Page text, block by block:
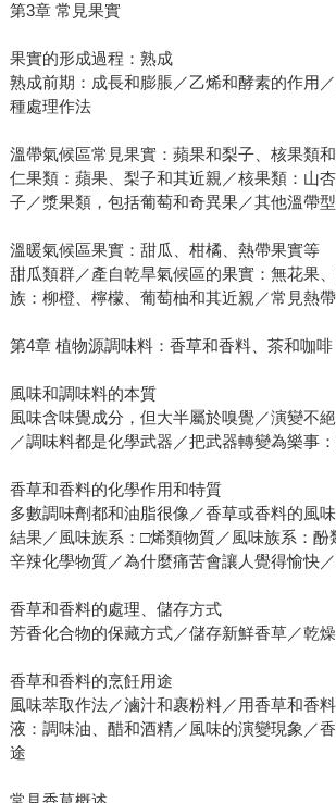
第3章 常見果實
果實的形成過程：熟成
熟成前期：成長和膨脹／乙烯和酵素的作用
種處理作法
溫帶氣候區常見果實：蘋果和梨子、核果類
仁果類：蘋果、梨子和其近親／核果類：山
子／漿果類，包括葡萄和奇異果／其他溫帶
溫暖氣候區果實：甜瓜、柑橘、熱帶果實等
甜瓜類群／產自乾旱氣候區的果實：無花果
族：柳橙、檸檬、葡萄柚和其近親／常見熱
第4章 植物源調味料：香草和香料、茶和咖啡
風味和調味料的本質
風味含味覺成分，但大半屬於嗅覺／演變不
／調味料都是化學武器／把武器轉變為樂事
香草和香料的化學作用和特質
多數調味劑都和油脂很像／香草或香料的風
結果／風味族系：□烯類物質／風味族系：酚
辛辣化學物質／為什麼痛苦會讓人覺得愉快
香草和香料的處理、儲存方式
芳香化合物的保藏方式／儲存新鮮香草／乾
香草和香料的烹飪用途
風味萃取作法／滷汁和裹粉料／用香草和香
液：調味油、醋和酒精／風味的演變現象／
途